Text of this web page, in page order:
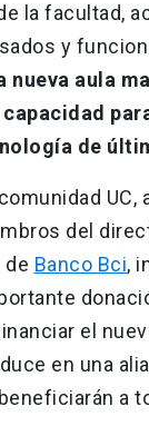
la facultad,
y
nueva aula
de
UC,
del
de Banco Bci,
el
en una
a